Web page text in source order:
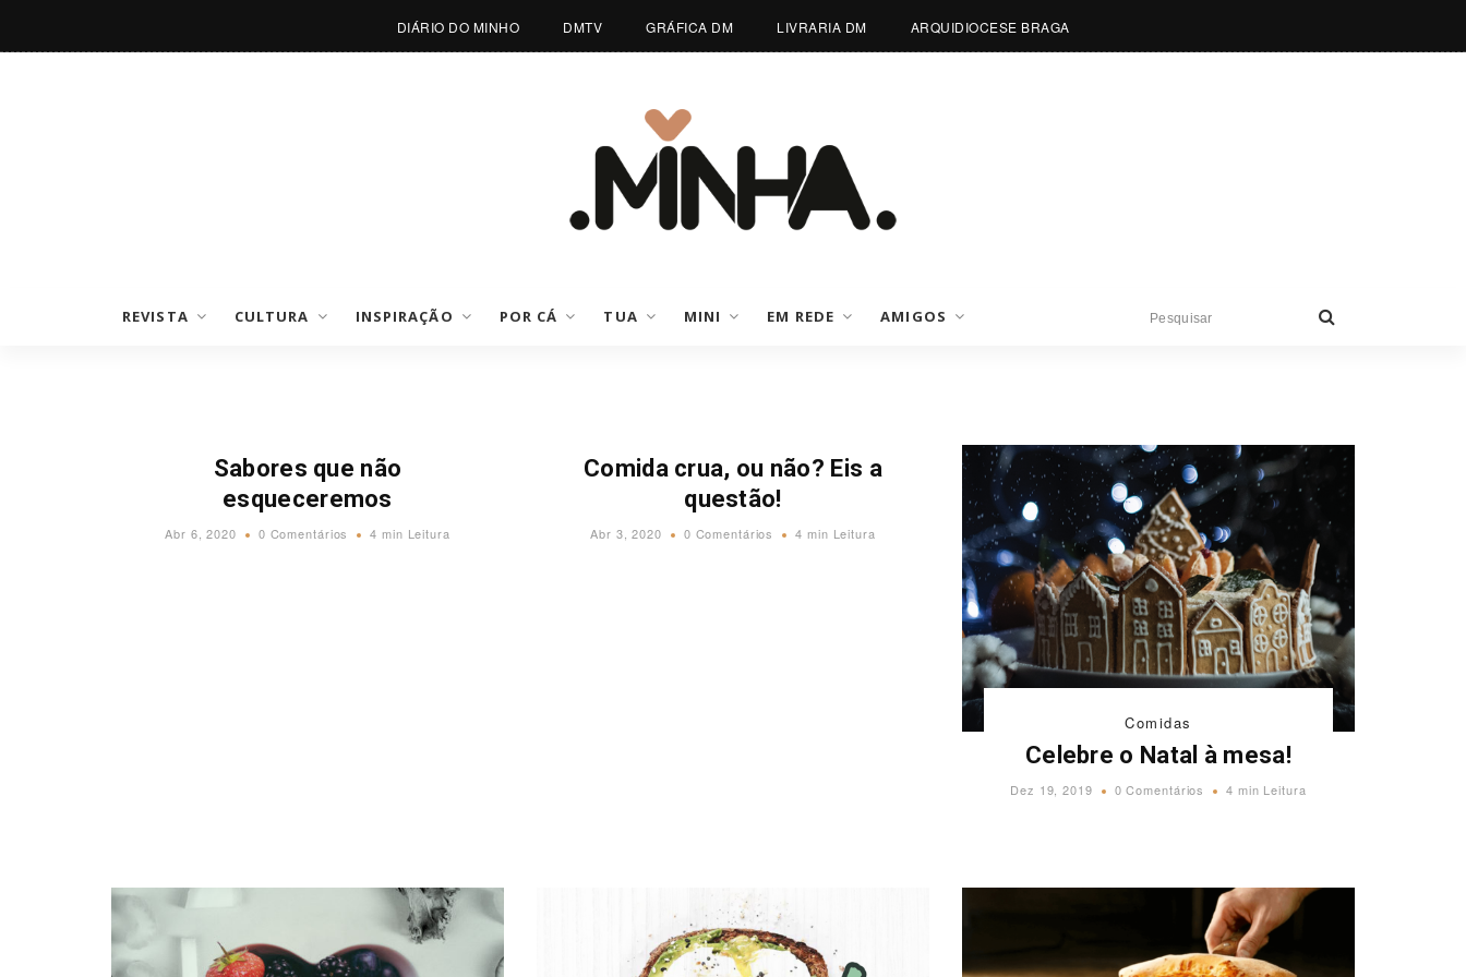
DIÁRIO DO MINHO DMTV GRÁFICA DM LIVRARIA DM ARQUIDIOCESE BRAGA
REVISTA CULTURA INSPIRAÇÃO POR CÁ TUA MINI EM REDE AMIGOS
Sabores que não
esqueceremos
Abr 6, 2020 0 Comentários 4 min Leitura
Comida crua, ou não? Eis a
questão!
Abr 3, 2020 0 Comentários 4 min Leitura
Comidas
Celebre o Natal à mesa!
Dez 19, 2019 0 Comentários 4 min Leitura